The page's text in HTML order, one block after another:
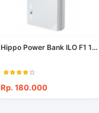
Hippo Power Bank ILO F1 1...
Rp. 180.000